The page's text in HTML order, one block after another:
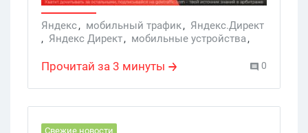
Яндекс, мобильный трафик, Яндекс.Директ
, Яндекс Директ, мобильные устройства,
Прочитай за 3 минуты 0
Свежие новости